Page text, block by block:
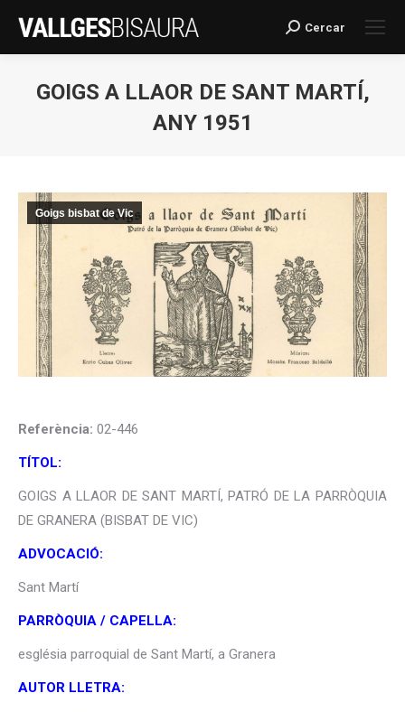
Search:
Cercar
GOIGS A LLAOR DE SANT MARTÍ,
ANY 1951
Goigs bisbat de Vic
Referència: 02-446
TÍTOL:
GOIGS A LLAOR DE SANT MARTÍ, PATRÓ DE LA PARRÒQUIA
DE GRANERA (BISBAT DE VIC)
ADVOCACIÓ:
Sant Martí
PARRÒQUIA / CAPELLA:
església parroquial de Sant Martí, a Granera
AUTOR LLETRA: